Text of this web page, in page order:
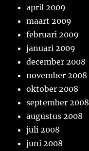
april 2009
maart 2009
februari 2009
januari 2009
december 2008
november 2008
oktober 2008
september 2008
augustus 2008
juli 2008
juni 2008